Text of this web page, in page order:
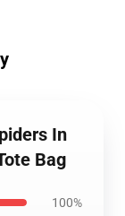
In
Bag
100%